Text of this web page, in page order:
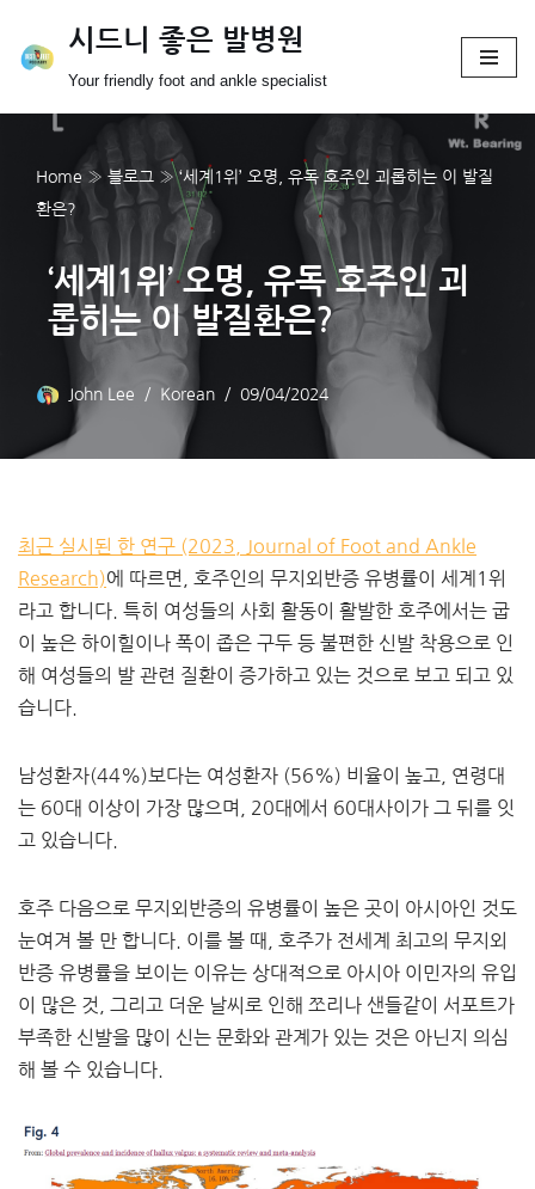
Skip
content
시드니 좋은 발병원
Your friendly foot and ankle specialist
Home » 블로그 »‘세계1위’ 오명, 유독 호주인 괴롭히는 이 발질
환은?
‘세계1위’ 오명, 유독 호주인 괴
롭히는 이 발질환은?
John Lee Korean 09/04/2024
최근 실시된 한 연구 (2023, Journal of Foot and Ankle
Research)에 따르면, 호주인의 무지외반증 유병률이 세계1위
라고 합니다. 특히 여성들의 사회 활동이 활발한 호주에서는 굽
이 높은 하이힐이나 폭이 좁은 구두 등 불편한 신발 착용으로 인
해 여성들의 발 관련 질환이 증가하고 있는 것으로 보고 되고 있
습니다.
​남성환자(44%)보다는 여성환자 (56%) 비율이 높고, 연령대
는 60대 이상이 가장 많으며, 20대에서 60대사이가 그 뒤를 잇
고 있습니다.
​호주 다음으로 무지외반증의 유병률이 높은 곳이 아시아인 것도
눈여겨 볼 만 합니다. 이를 볼 때, 호주가 전세계 최고의 무지외
반증 유병률을 보이는 이유는 상대적으로 아시아 이민자의 유입
이 많은 것, 그리고 더운 날씨로 인해 쪼리나 샌들같이 서포트가
부족한 신발을 많이 신는 문화와 관계가 있는 것은 아닌지 의심
해 볼 수 있습니다.